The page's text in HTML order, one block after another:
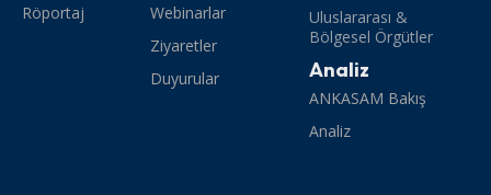
Röportaj
Webinarlar
Ziyaretler
Duyurular
Uluslararası &
Bölgesel Örgütler
Analiz
ANKASAM Bakış
Analiz